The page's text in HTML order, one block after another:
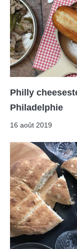
Philly
Philadelphie
16 août 2019